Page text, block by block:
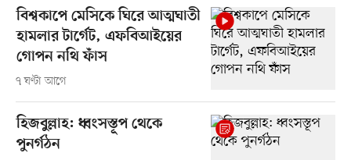
বিশ্বকাপে মেসিকে ঘিরে আত্মঘাতী
হামলার টার্গেট, এফবিআইয়ের
গোপন নথি ফাঁস
৭ ঘণ্টা আগে
হিজবুল্লাহ: ধ্বংসস্তূপ থেকে
পুনর্গঠন